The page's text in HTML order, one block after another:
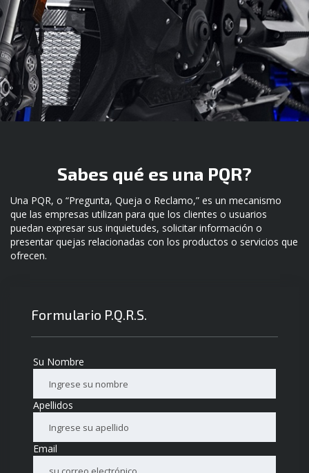
Sabes qué es una PQR?
Una PQR, o “Pregunta, Queja o Reclamo,” es un mecanismo
que las empresas utilizan para que los clientes o usuarios
puedan expresar sus inquietudes, solicitar información o
presentar quejas relacionadas con los productos o servicios que
ofrecen.
Formulario P.Q.R.S.
Su Nombre
Apellidos
Email